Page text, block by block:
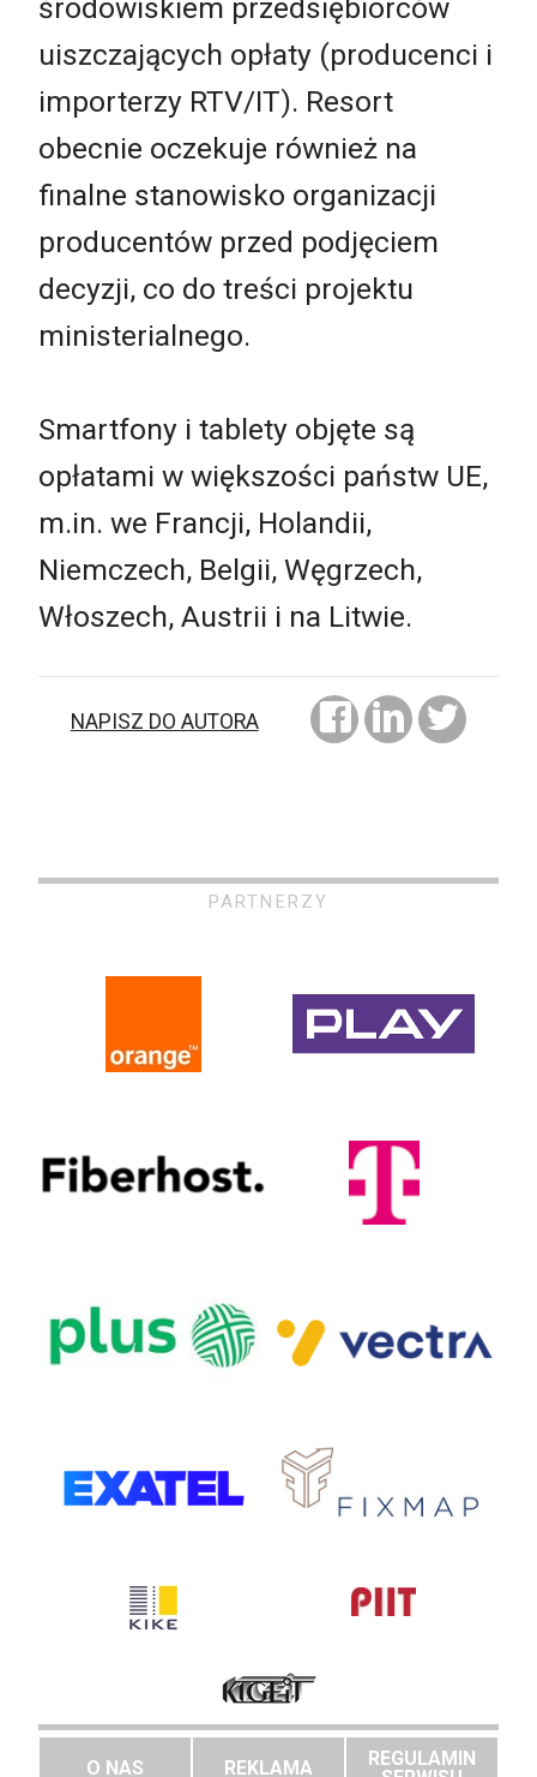
środowiskiem przedsiębiorców
uiszczających opłaty (producenci i
importerzy RTV/IT). Resort
obecnie oczekuje również na
finalne stanowisko organizacji
producentów przed podjęciem
decyzji, co do treści projektu
ministerialnego.
Smartfony i tablety objęte są
opłatami w większości państw UE,
m.in. we Francji, Holandii,
Niemczech, Belgii, Węgrzech,
Włoszech, Austrii i na Litwie.
NAPISZ DO AUTORA
PARTNERZY
O NAS REKLAMA
REGULAMIN